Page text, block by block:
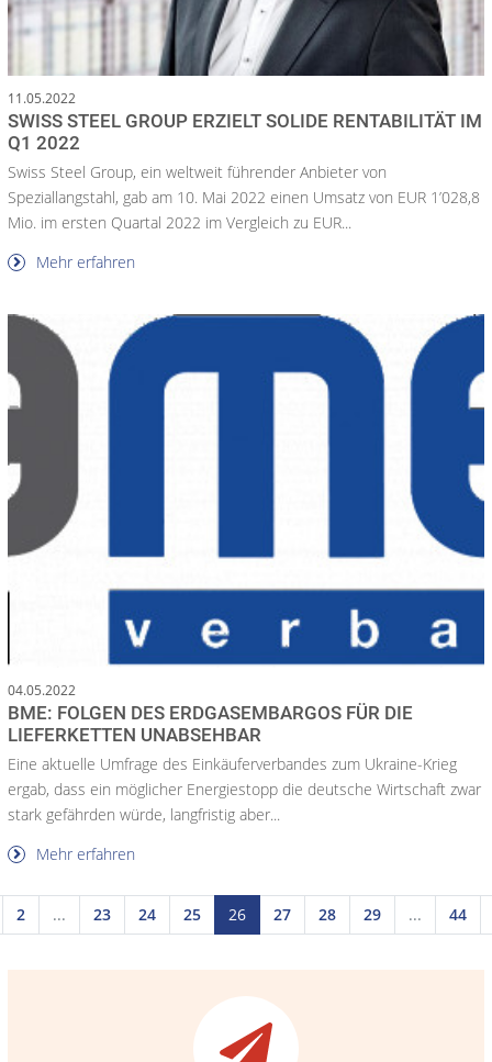
11.05.2022
SWISS STEEL GROUP ERZIELT SOLIDE RENTABILITÄT IM
Q1 2022
Swiss Steel Group, ein weltweit führender Anbieter von
Speziallangstahl, gab am 10. Mai 2022 einen Umsatz von EUR 1’028,8
Mio. im ersten Quartal 2022 im Vergleich zu EUR...
Mehr erfahren
04.05.2022
BME: FOLGEN DES ERDGASEMBARGOS FÜR DIE
LIEFERKETTEN UNABSEHBAR
Eine aktuelle Umfrage des Einkäuferverbandes zum Ukraine-Krieg
ergab, dass ein möglicher Energiestopp die deutsche Wirtschaft zwar
stark gefährden würde, langfristig aber...
Mehr erfahren
2 ... 23 24 25 26 27 28 29 ... 44